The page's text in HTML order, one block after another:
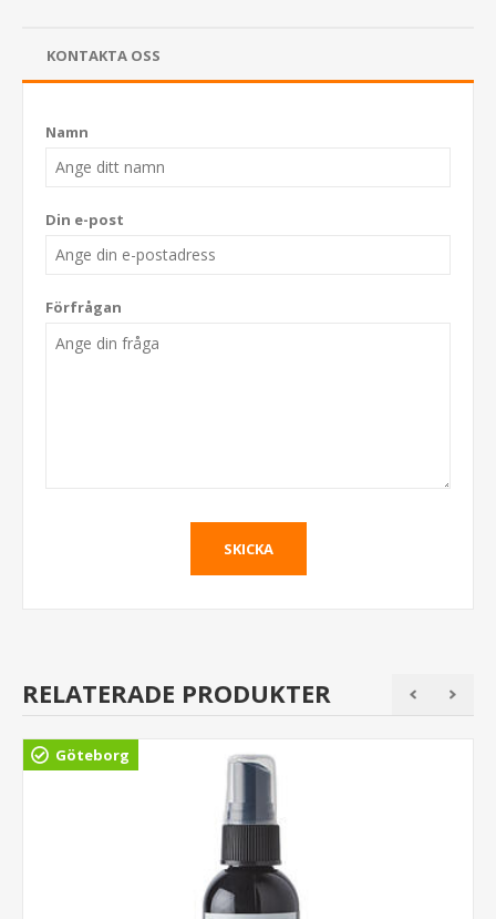
KONTAKTA OSS
Namn
Din e-post
Förfrågan
RELATERADE PRODUKTER
Göteborg